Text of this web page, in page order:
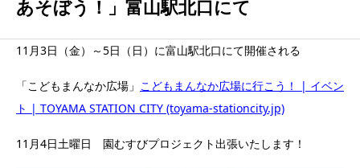
あそぼう！」富山駅北口にて
11月3日（金）～5日（日）に富山駅北口にて開催される
「こどもまんなか広場」 こどもまんなか広場に行こう！ | イベン
ト | TOYAMA STATION CITY (toyama-stationcity.jp)
11月4日土曜日 園むすびプロジェクト出張いたします！